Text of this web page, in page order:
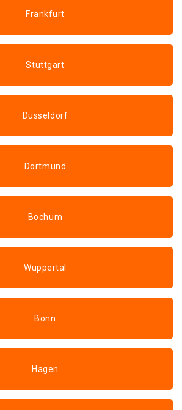
Frankfurt
Stuttgart
Düsseldorf
Dortmund
Bochum
Wuppertal
Bonn
Hagen